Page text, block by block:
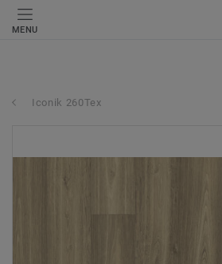
MENU
Iconik 260Tex